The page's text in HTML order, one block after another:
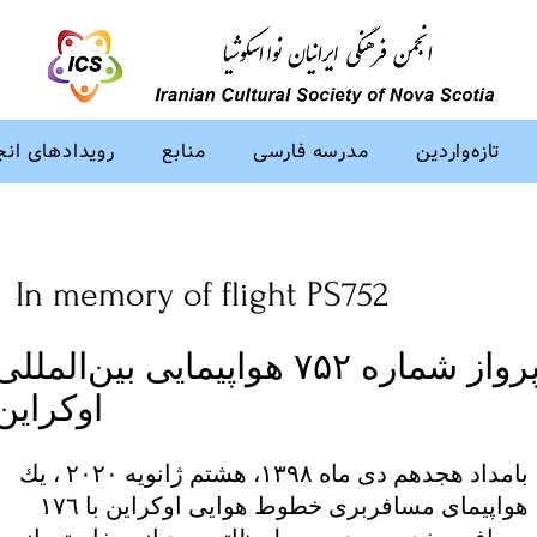
رویدادهای منابع مدرسه فارسی تازه‌واردین
In memory of flight PS752
پرواز شماره ۷۵۲ هواپیمایی
بامداد هجدهم دى ماه ١٣٩٨، هشتم ژانويه ٢٠٢٠ ، يك
هواپيماى مسافربرى خطوط هوایی اوكراين با ١٧٦